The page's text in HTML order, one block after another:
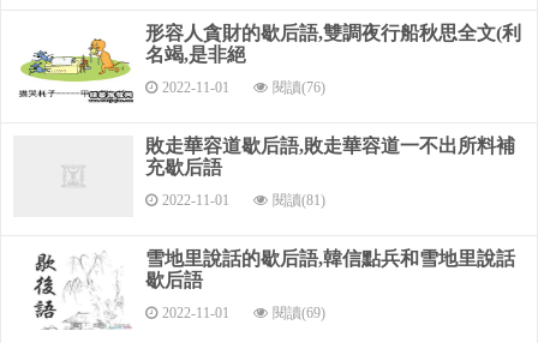
形容人貪財的歇后語,雙調夜行船秋思全文(利
名竭,是非絕
2022-11-01 閱讀(76)
敗走華容道歇后語,敗走華容道一不出所料補
充歇后語
2022-11-01 閱讀(81)
雪地里說話的歇后語,韓信點兵和雪地里說話
歇后語
2022-11-01 閱讀(69)